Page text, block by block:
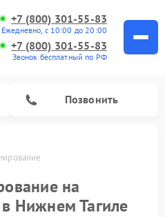
+7 (800) 301-55-83
Ежедневно, с 10:00 до 20:00
+7 (800) 301-55-83
Звонок бесплатный по РФ
Позвонить
на
Нижнем Тагиле